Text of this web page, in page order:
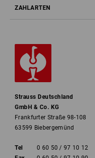
ZAHLARTEN
Strauss Deutschland
GmbH & Co. KG
Frankfurter Straße 98-108
63599 Biebergemünd
Tel
0 60 50 / 97 10 12